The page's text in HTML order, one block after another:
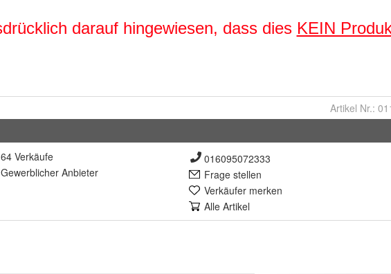
Artikel Nr.:
64 Verkäufe
Gewerblicher Anbieter
016095072333
Frage stellen
Verkäufer merken
Alle Artikel